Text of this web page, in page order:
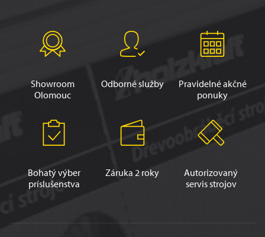
Showroom
Olomouc
Odborné služby
Pravidelné akčné
ponuky
Bohatý výber
príslušenstva
Záruka 2 roky
Autorizovaný
servis strojov